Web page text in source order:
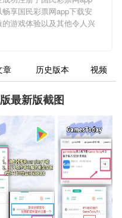
畅享国民彩票网app下载安
游戏体验以及其他令人兴
章 历史版本 视频
最新版截图